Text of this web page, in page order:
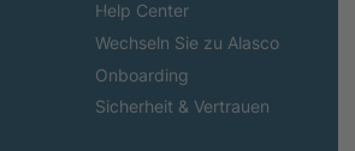
Help Center
Wechseln Sie zu Alasco
Onboarding
Sicherheit & Vertrauen